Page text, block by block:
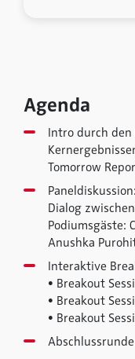
Agenda
Intro durch den
Tomorrow
Dialog
Podiumsgäste:
Anushka
Interaktive
• Breakout
• Breakout
• Breakout